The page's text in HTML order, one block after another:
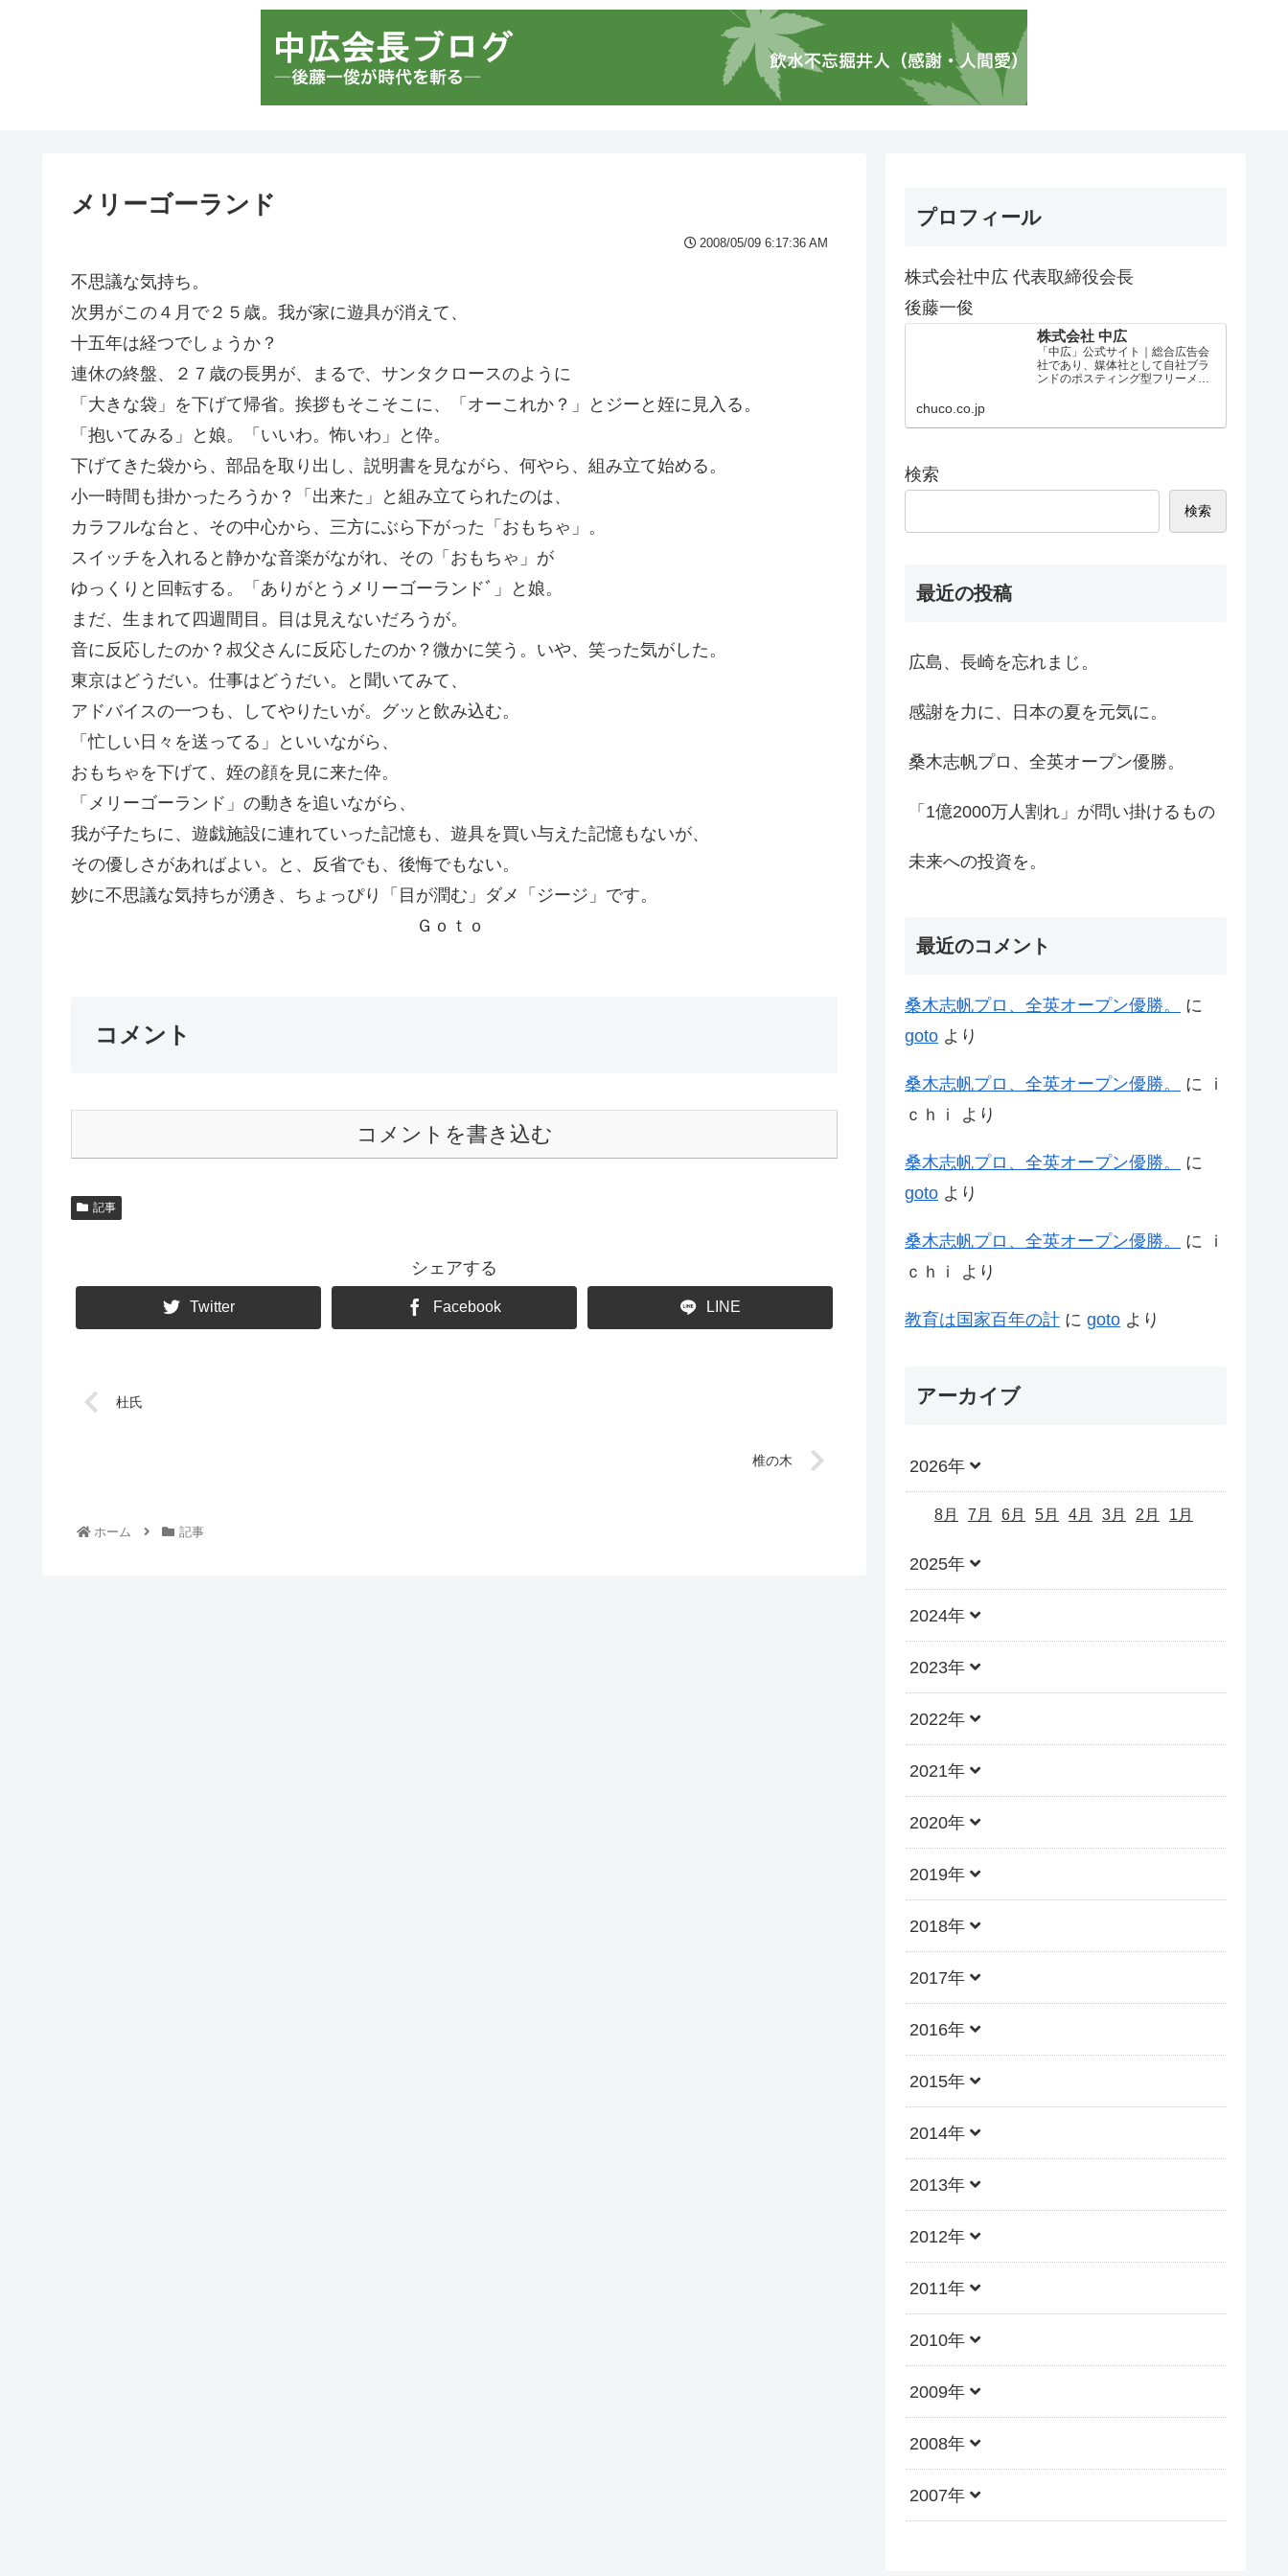
メリーゴーランド
2008/05/09 6:17:36 AM
不思議な気持ち。
次男がこの４月で２５歳。我が家に遊具が消えて、
十五年は経つでしょうか？
連休の終盤、２７歳の長男が、まるで、サンタクロースのように
「大きな袋」を下げて帰省。挨拶もそこそこに、「オーこれか？」とジーと姪に見入る。
「抱いてみる」と娘。「いいわ。怖いわ」と伜。
下げてきた袋から、部品を取り出し、説明書を見ながら、何やら、組み立て始める。
小一時間も掛かったろうか？「出来た」と組み立てられたのは、
カラフルな台と、その中心から、三方にぶら下がった「おもちゃ」。
スイッチを入れると静かな音楽がながれ、その「おもちゃ」が
ゆっくりと回転する。「ありがとうメリーゴーランドﾞ」と娘。
まだ、生まれて四週間目。目は見えないだろうが。
音に反応したのか？叔父さんに反応したのか？微かに笑う。いや、笑った気がした。
東京はどうだい。仕事はどうだい。と聞いてみて、
アドバイスの一つも、してやりたいが。グッと飲み込む。
「忙しい日々を送ってる」といいながら、
おもちゃを下げて、姪の顔を見に来た伜。
「メリーゴーランド」の動きを追いながら、
我が子たちに、遊戯施設に連れていった記憶も、遊具を買い与えた記憶もないが、
その優しさがあればよい。と、反省でも、後悔でもない。
妙に不思議な気持ちが湧き、ちょっぴり「目が潤む」ダメ「ジージ」です。
Ｇｏｔｏ
コメント
コメントを書き込む
記事
シェアする
Twitter Facebook LINE
杜氏
椎の木
ホーム 記事
プロフィール
株式会社中広 代表取締役会長
後藤一俊
株式会社 中広
「中広」公式サイト｜総合広告会
社であり、媒体社として自社ブラ
ンドのポスティング型フリーメデ
chuco.co.jp
検索
検索
最近の投稿
広島、長崎を忘れまじ。
感謝を力に、日本の夏を元気に。
桑木志帆プロ、全英オープン優勝。
「1億2000万人割れ」が問い掛けるもの
未来への投資を。
最近のコメント
桑木志帆プロ、全英オープン優勝。
に
goto より
桑木志帆プロ、全英オープン優勝。 に
ｉ
ｃｈｉ
より
桑木志帆プロ、全英オープン優勝。
に
goto より
桑木志帆プロ、全英オープン優勝。 に
ｉ
ｃｈｉ
より
教育は国家百年の計 に goto より
アーカイブ
2026年
8月 7月 6月 5月 4月 3月 2月 1月
2025年
2024年
2023年
2022年
2021年
2020年
2019年
2018年
2017年
2016年
2015年
2014年
2013年
2012年
2011年
2010年
2009年
2008年
2007年